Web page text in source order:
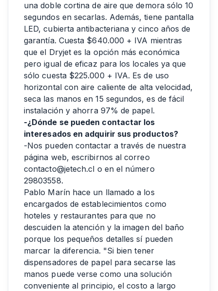
una doble cortina de aire que demora sólo 10
segundos en secarlas. Además, tiene pantalla
LED, cubierta antibacteriana y cinco años de
garantía. Cuesta $640.000 + IVA mientras
que el Dryjet es la opción más económica
pero igual de eficaz para los locales ya que
sólo cuesta $225.000 + IVA. Es de uso
horizontal con aire caliente de alta velocidad,
seca las manos en 15 segundos, es de fácil
instalación y ahorra 97% de papel.
-¿Dónde se pueden contactar los
interesados en adquirir sus productos?
-Nos pueden contactar a través de nuestra
página web, escribirnos al correo
contacto@jetech.cl o en el número
29803558.
Pablo Marín hace un llamado a los
encargados de establecimientos como
hoteles y restaurantes para que no
descuiden la atención y la imagen del baño
porque los pequeños detalles sí pueden
marcar la diferencia. "Si bien tener
dispensadores de papel para secarse las
manos puede verse como una solución
conveniente al principio, el costo a largo